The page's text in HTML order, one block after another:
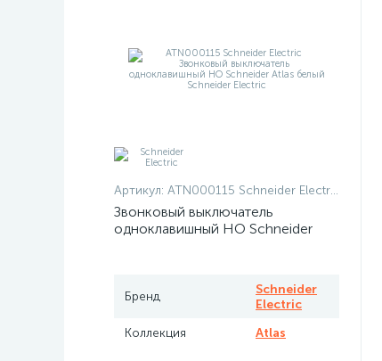
Артикул: ATN000115 Schneider Electric
Звонковый выключатель
одноклавишный НО Schneider
Бренд
Schneider
Electric
Коллекция
Atlas